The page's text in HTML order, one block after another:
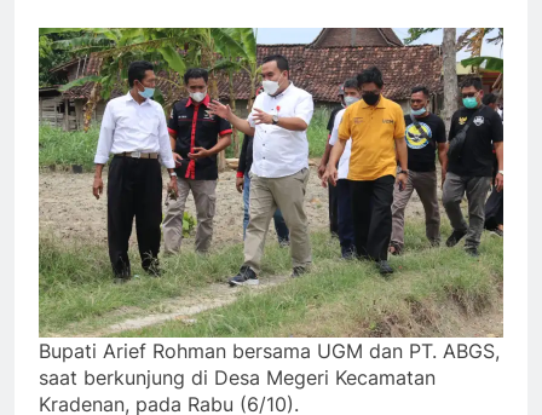
Bupati Arief Rohman bersama UGM dan PT. ABGS,
saat berkunjung di Desa Megeri Kecamatan
Kradenan, pada Rabu (6/10).